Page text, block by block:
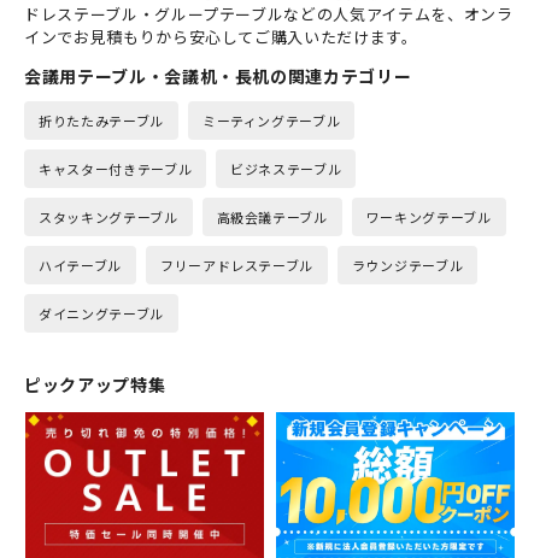
ドレステーブル・グループテーブルなどの人気アイテムを、オンラ
インでお見積もりから安心してご購入いただけます。
会議用テーブル・会議机・長机の関連カテゴリー
折りたたみテーブル ミーティングテーブル
キャスター付きテーブル ビジネステーブル
スタッキングテーブル 高級会議テーブル ワーキングテーブル
ハイテーブル フリーアドレステーブル ラウンジテーブル
ダイニングテーブル
ピックアップ特集